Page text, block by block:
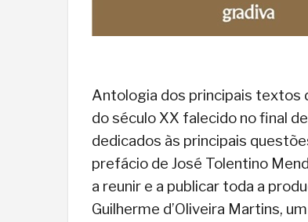
Antologia dos principais textos
do século XX falecido no final
dedicados às principais
prefácio de José Tolentino
a reunir e a publicar toda a
Guilherme d’Oliveira Martins,